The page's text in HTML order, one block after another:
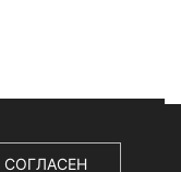
СОГЛАСЕН